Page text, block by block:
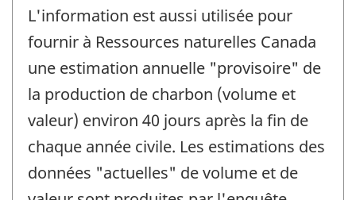
L'information est aussi utilisée pour
fournir à Ressources naturelles Canada
une estimation annuelle "provisoire" de
la production de charbon (volume et
valeur) environ 40 jours après la fin de
chaque année civile. Les estimations des
données "actuelles" de volume et de